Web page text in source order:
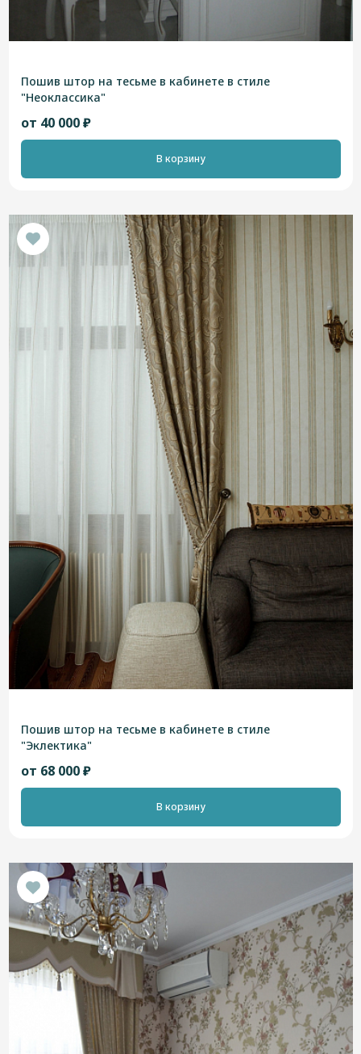
Пошив штор на тесьме в кабинете в стиле
"Неоклассика"
от 40 000 ₽
В корзину
Пошив штор на тесьме в кабинете в стиле
"Эклектика"
от 68 000 ₽
В корзину